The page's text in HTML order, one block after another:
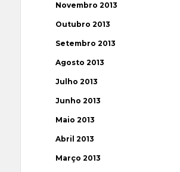
Novembro 2013
Outubro 2013
Setembro 2013
Agosto 2013
Julho 2013
Junho 2013
Maio 2013
Abril 2013
Março 2013